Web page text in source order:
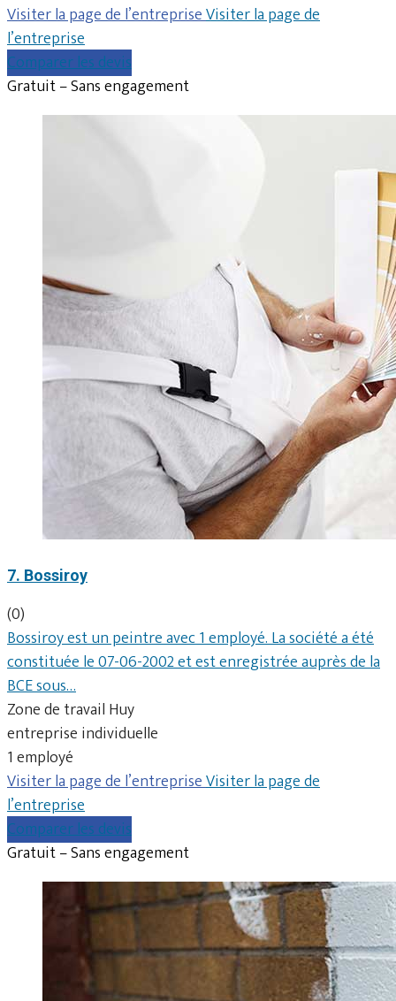
Visiter la page de l’entrepriseVisiter la page de
l’entreprise
Comparer les devis
Gratuit – Sans engagement
7. Bossiroy
(0)
Bossiroy est un peintre avec 1 employé. La société a été
constituée le 07-06-2002 et est enregistrée auprès de la
BCE sous…
Zone de travail Huy
entreprise individuelle
1 employé
Visiter la page de l’entrepriseVisiter la page de
l’entreprise
Comparer les devis
Gratuit – Sans engagement